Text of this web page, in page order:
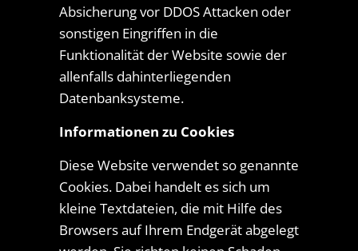
Absicherung vor DDOS Attacken oder
sonstigen Eingriffen in die
Funktionalität der Website sowie der
allenfalls dahinterliegenden
Datenbanksysteme.
Informationen zu Cookies
Diese Website verwendet so genannte
Cookies. Dabei handelt es sich um
kleine Textdateien, die mit Hilfe des
Browsers auf Ihrem Endgerät abgelegt